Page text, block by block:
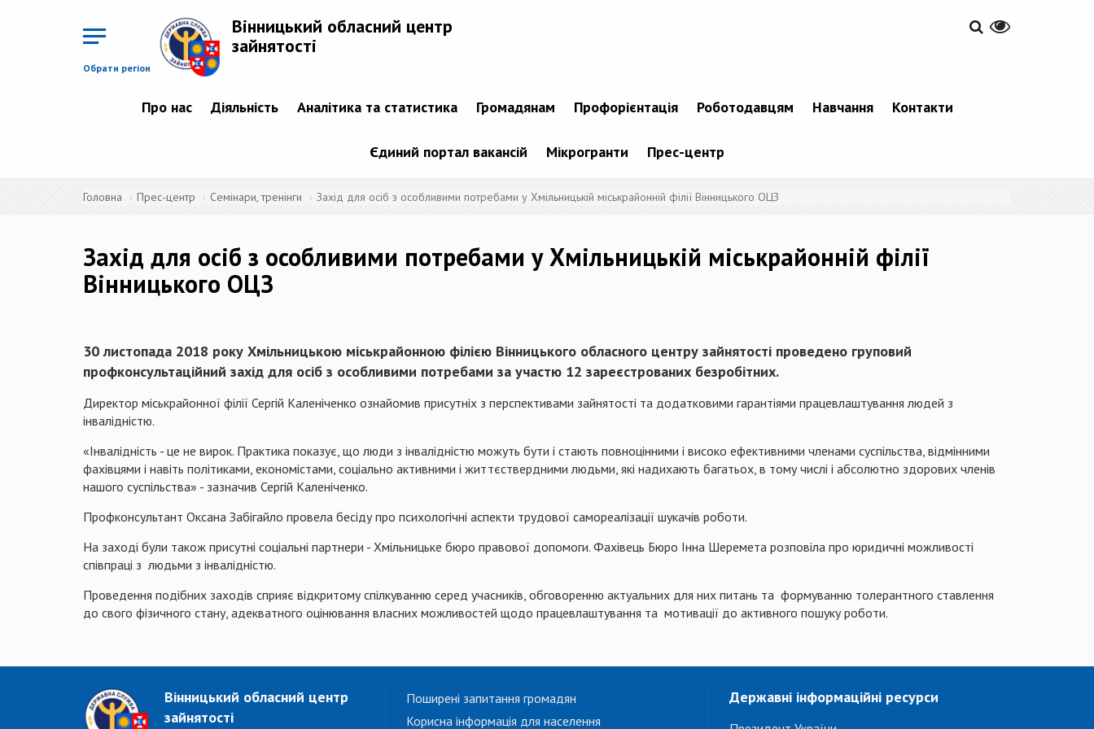
Обрати регіон
Вінницький обласний центр
зайнятості
Про нас Діяльність Аналітика та статистика Громадянам Профорієнтація Роботодавцям Навчання Контакти
Єдиний портал вакансій Мікрогранти Прес-центр
Головна Прес-центр Семінари, тренінги Захід для осіб з особливими потребами у Хмільницькій міськрайонній філії Вінницького ОЦЗ
Захід для осіб з особливими потребами у Хмільницькій міськрайонній філії
Вінницького ОЦЗ
30 листопада 2018 року Хмільницькою міськрайонною філією Вінницького обласного центру зайнятості проведено груповий
профконсультаційний захід для осіб з особливими потребами за участю 12 зареєстрованих безробітних.
Директор міськрайонної філії Сергій Каленіченко ознайомив присутніх з перспективами зайнятості та додатковими гарантіями працевлаштування людей з
інвалідністю.
«Інвалідність - це не вирок. Практика показує, що люди з інвалідністю можуть бути і стають повноцінними і високо ефективними членами суспільства, відмінними
фахівцями і навіть політиками, економістами, соціально активними і життєствердними людьми, які надихають багатьох, в тому числі і абсолютно здорових членів
нашого суспільства» - зазначив Сергій Каленіченко.
Профконсультант Оксана Забігайло провела бесіду про психологічні аспекти трудової самореалізації шукачів роботи.
На заході були також присутні соціальні партнери - Хмільницьке бюро правової допомоги. Фахівець Бюро Інна Шеремета розповіла про юридичні можливості
співпраці з людьми з інвалідністю.
Проведення подібних заходів сприяє відкритому спілкуванню серед учасників, обговоренню актуальних для них питань та формуванню толерантного ставлення
до свого фізичного стану, адекватного оцінювання власних можливостей щодо працевлаштування та мотивації до активного пошуку роботи.
Вінницький обласний центр
зайнятості
Поширені запитання громадян
Корисна інформація для населення
Державні інформаційні ресурси